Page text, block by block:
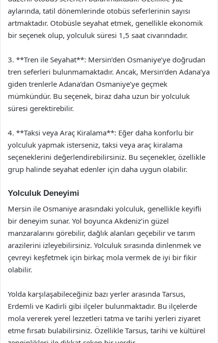
aylarında, tatil dönemlerinde otobüs seferlerinin sayısı
artmaktadır. Otobüsle seyahat etmek, genellikle ekonomik
bir seçenek olup, yolculuk süresi 1,5 saat civarındadır.
3. **Tren ile Seyahat**: Mersin’den Osmaniye’ye doğrudan
tren seferleri bulunmamaktadır. Ancak, Mersin’den Adana’ya
giden trenlerle Adana’dan Osmaniye’ye geçmek
mümkündür. Bu seçenek, biraz daha uzun bir yolculuk
süresi gerektirebilir.
4. **Taksi veya Araç Kiralama**: Eğer daha konforlu bir
yolculuk yapmak isterseniz, taksi veya araç kiralama
seçeneklerini değerlendirebilirsiniz. Bu seçenekler, özellikle
grup halinde seyahat edenler için daha uygun olabilir.
Yolculuk Deneyimi
Mersin ile Osmaniye arasındaki yolculuk, genellikle keyifli
bir deneyim sunar. Yol boyunca Akdeniz’in güzel
manzaralarını görebilir, dağlık alanları geçebilir ve tarım
arazilerini izleyebilirsiniz. Yolculuk sırasında dinlenmek ve
çevreyi keşfetmek için birkaç mola vermek de iyi bir fikir
olabilir.
Yolda karşılaşabileceğiniz bazı yerler arasında Tarsus,
Erdemli ve Kadirli gibi ilçeler bulunmaktadır. Bu ilçelerde
mola vererek yerel lezzetleri tatma ve tarihi yerleri ziyaret
etme fırsatı bulabilirsiniz. Özellikle Tarsus, tarihi ve kültürel